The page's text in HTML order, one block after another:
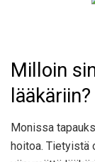
Milloin
lääkäriin?
Monissa
hoitoa. Tietyistä